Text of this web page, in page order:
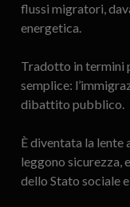
flussi migratori,
energetica.
Tradotto in termini
semplice:
dibattito pubblico.
È diventata la
leggono sicurezza,
dello Stato sociale